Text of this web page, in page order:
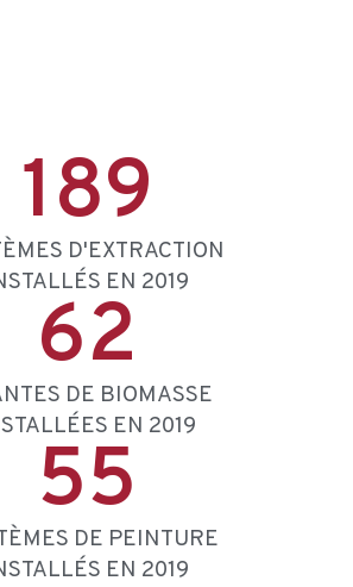
189
D'EXTRACTION
EN 2019
62
DE BIOMASSE
EN 2019
55
DE PEINTURE
EN 2019